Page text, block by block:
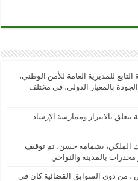
للمديرية العامة للأمن الوطني،
بالمعيار الدولي، في مختلف
بالابتزاز وممارسة الإرشاد
الملكي، بشمامة حسن، تم توقيف
بالمدينة والنواحي
من ذوي السوابق القضائية كان في